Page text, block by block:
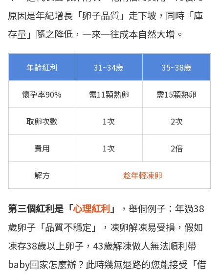
原因是年紀增長「卵子品質」走下坡，同時「庫
存量」隨之降低，一來一往成本自然大增。
年齡紅利 31~34歲 35~38歲
懷孕率90% 需11顆熟卵 需15顆熟卵
取卵次數 1次 2次
費用 1次 2倍
解方 趁年輕凍卵
第三個紅利是「心理紅利」
，舉個例子：年過38
歲卵子「品質不穩定」，凍卵解凍易受損，假如
凍存38歲以上卵子，43歲解凍做人無法順利帶
baby回家怎麼辦？此時幾無退路的您能接受「借